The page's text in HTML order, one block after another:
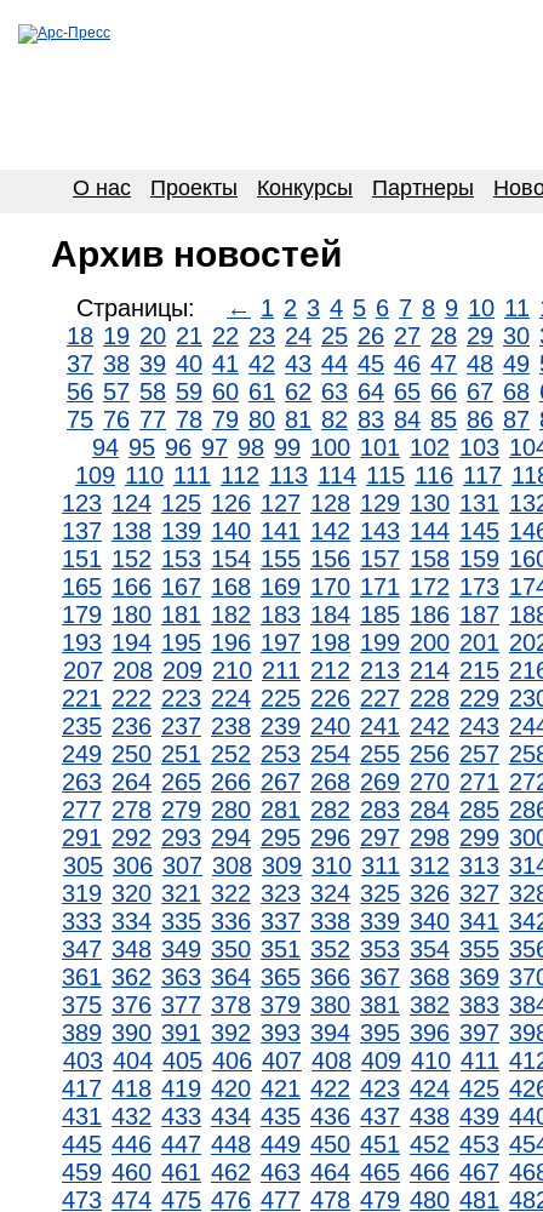
О нас Проекты Конкурсы Партнеры
Архив новостей
Страницы: ← 1 2 3 4 5 6 7 8 9 10 11
18 19 20 21 22 23 24 25 26 27 28 29 30
37 38 39 40 41 42 43 44 45 46 47 48 49
56 57 58 59 60 61 62 63 64 65 66 67 68
75 76 77 78 79 80 81 82 83 84 85 86 87
94 95 96 97 98 99 100 101 102 103
109 110 111 112 113 114 115 116 117
123 124 125 126 127 128 129 130 131
137 138 139 140 141 142 143 144 145
151 152 153 154 155 156 157 158 159
165 166 167 168 169 170 171 172 173
179 180 181 182 183 184 185 186 187
193 194 195 196 197 198 199 200 201
207 208 209 210 211 212 213 214 215
221 222 223 224 225 226 227 228 229
235 236 237 238 239 240 241 242 243
249 250 251 252 253 254 255 256 257
263 264 265 266 267 268 269 270 271
277 278 279 280 281 282 283 284 285
291 292 293 294 295 296 297 298 299
305 306 307 308 309 310 311 312 313
319 320 321 322 323 324 325 326 327
333 334 335 336 337 338 339 340 341
347 348 349 350 351 352 353 354 355
361 362 363 364 365 366 367 368 369
375 376 377 378 379 380 381 382 383
389 390 391 392 393 394 395 396 397
403 404 405 406 407 408 409 410 411
417 418 419 420 421 422 423 424 425
431 432 433 434 435 436 437 438 439
445 446 447 448 449 450 451 452 453
459 460 461 462 463 464 465 466 467
473 474 475 476 477 478 479 480 481